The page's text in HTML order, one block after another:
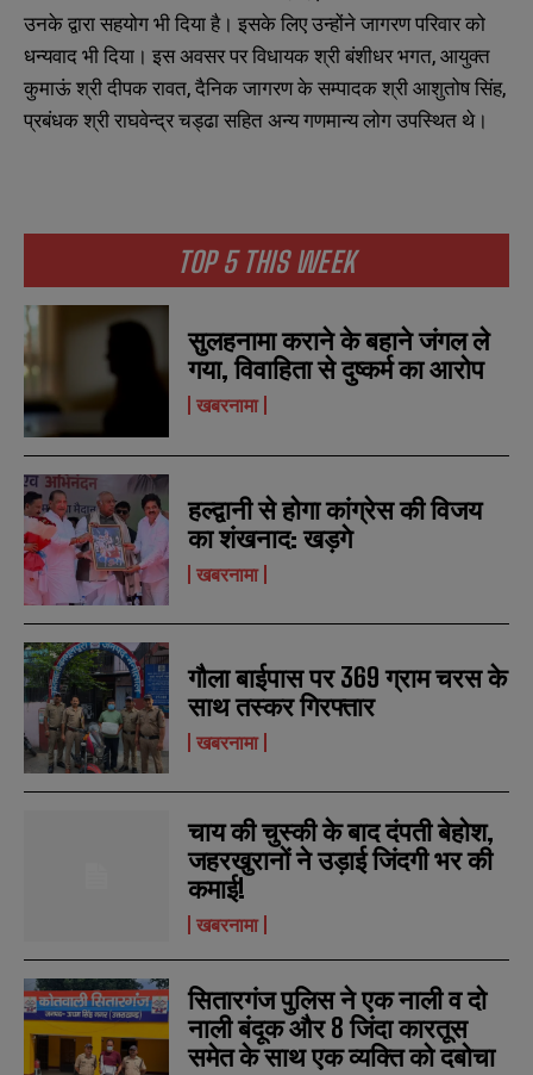
e
a
i
l
e
s
SUBMIT
e
a
i
l
e
s
SUBMIT
TOP 5 THIS WEEK
सुलहनामा कराने के बहाने जंगल ले
गया, विवाहिता से दुष्कर्म का आरोप
खबरनामा
हल्द्वानी से होगा कांग्रेस की विजय
का शंखनाद: खड़गे
खबरनामा
गौला बाईपास पर 369 ग्राम चरस के
साथ तस्कर गिरफ्तार
खबरनामा
चाय की चुस्की के बाद दंपती बेहोश,
जहरखुरानों ने उड़ाई जिंदगी भर की
कमाई!
खबरनामा
सितारगंज पुलिस ने एक नाली व दो
नाली बंदूक और 8 जिंदा कारतूस
समेत के साथ एक व्यक्ति को दबोचा
उनके द्वारा सहयोग भी दिया है। इसके लिए उन्होंने जागरण परिवार को
धन्यवाद भी दिया। इस अवसर पर विधायक श्री बंशीधर भगत, आयुक्त
कुमाऊं श्री दीपक रावत, दैनिक जागरण के सम्पादक श्री आशुतोष सिंह,
प्रबंधक श्री राघवेन्द्र चड्ढा सहित अन्य गणमान्य लोग उपस्थित थे।